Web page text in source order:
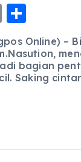
E
ai
l
h
a
re
Online) –
bagian
Saking